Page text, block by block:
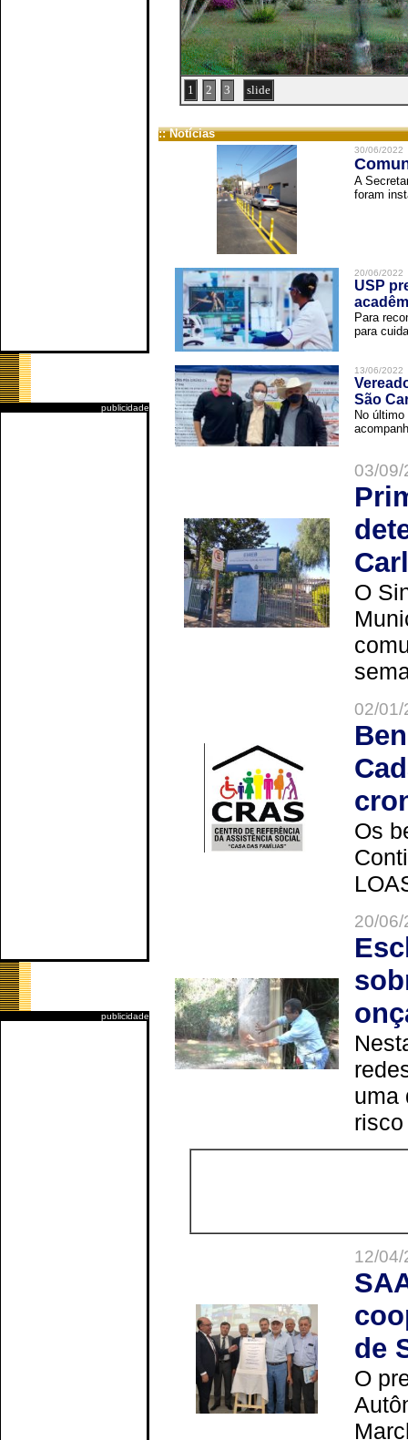
publicidade
publicidade
1 2 3 slide
:: Notícias
30/06/2022
A
foram
20/06/2022
USP
Para
para
13/06/2022
São
No
03/
O
02/
Os
20/
uma
12/
de
O